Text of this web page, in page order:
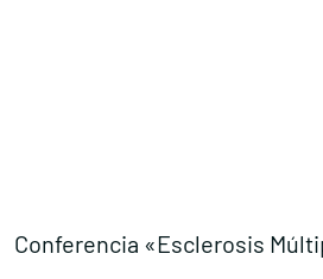
Conferencia «Esclerosis